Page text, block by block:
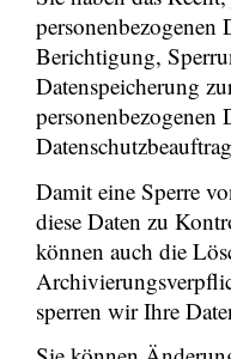
personenbezogenen
Berichtigung,
Datenspeicherung
personenbezogenen
Damit eine Sperre
diese Daten zu
können auch die
sperren wir Ihre